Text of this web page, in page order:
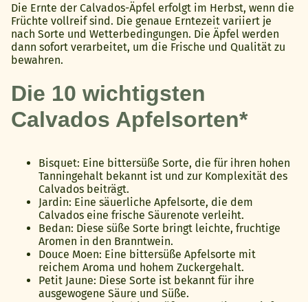
Die Ernte der Calvados-Äpfel erfolgt im Herbst, wenn die
Früchte vollreif sind. Die genaue Erntezeit variiert je
nach Sorte und Wetterbedingungen. Die Äpfel werden
dann sofort verarbeitet, um die Frische und Qualität zu
bewahren.
Die 10 wichtigsten
Calvados Apfelsorten*
Bisquet: Eine bittersüße Sorte, die für ihren hohen
Tanningehalt bekannt ist und zur Komplexität des
Calvados beiträgt.
Jardin: Eine säuerliche Apfelsorte, die dem
Calvados eine frische Säurenote verleiht.
Bedan: Diese süße Sorte bringt leichte, fruchtige
Aromen in den Branntwein.
Douce Moen: Eine bittersüße Apfelsorte mit
reichem Aroma und hohem Zuckergehalt.
Petit Jaune: Diese Sorte ist bekannt für ihre
ausgewogene Säure und Süße.